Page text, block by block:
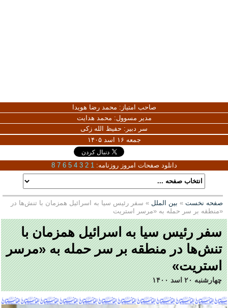
صاحب امتیاز: محمد رضا هویدا
مدیر مسوول: محمد هدایت
سر دبیر: حفیظ الله زکی
جمعه ۱۶ اسد ۱۴۰۵
دانلود صفحات امروز روزنامه: 1
2
3
4
5
6
7
8
صفحه نخست » بین الملل » سفر رئیس سیا به اسرائیل همزمان با تنش‌ها در
منطقه بر سر حمله به «مرسر استریت»
سفر رئیس سیا به اسرائیل همزمان با
تنش‌ها در منطقه بر سر حمله به «مرسر
استریت»
چهارشنبه ۲۰ اسد ۱۴۰۰